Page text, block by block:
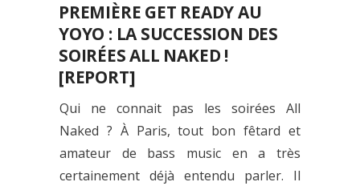
PREMIÈRE GET READY AU
YOYO : LA SUCCESSION DES
SOIRÉES ALL NAKED !
[REPORT]
Qui ne connait pas les soirées All
Naked ? À Paris, tout bon fêtard et
amateur de bass music en a très
certainement déjà entendu parler. Il